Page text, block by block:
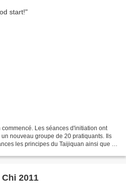
Les séances d'initiation ont
nouveau groupe de 20 pratiquants. Ils
les principes du Taijiquan ainsi que la
2011